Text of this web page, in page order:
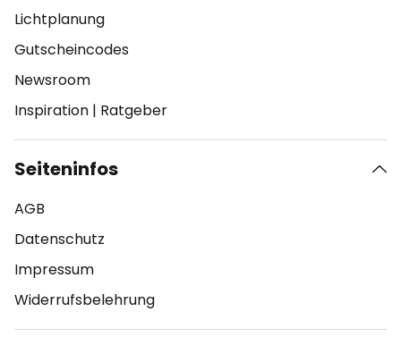
Lichtplanung
Gutscheincodes
Newsroom
Inspiration | Ratgeber
Seiteninfos
AGB
Datenschutz
Impressum
Widerrufsbelehrung